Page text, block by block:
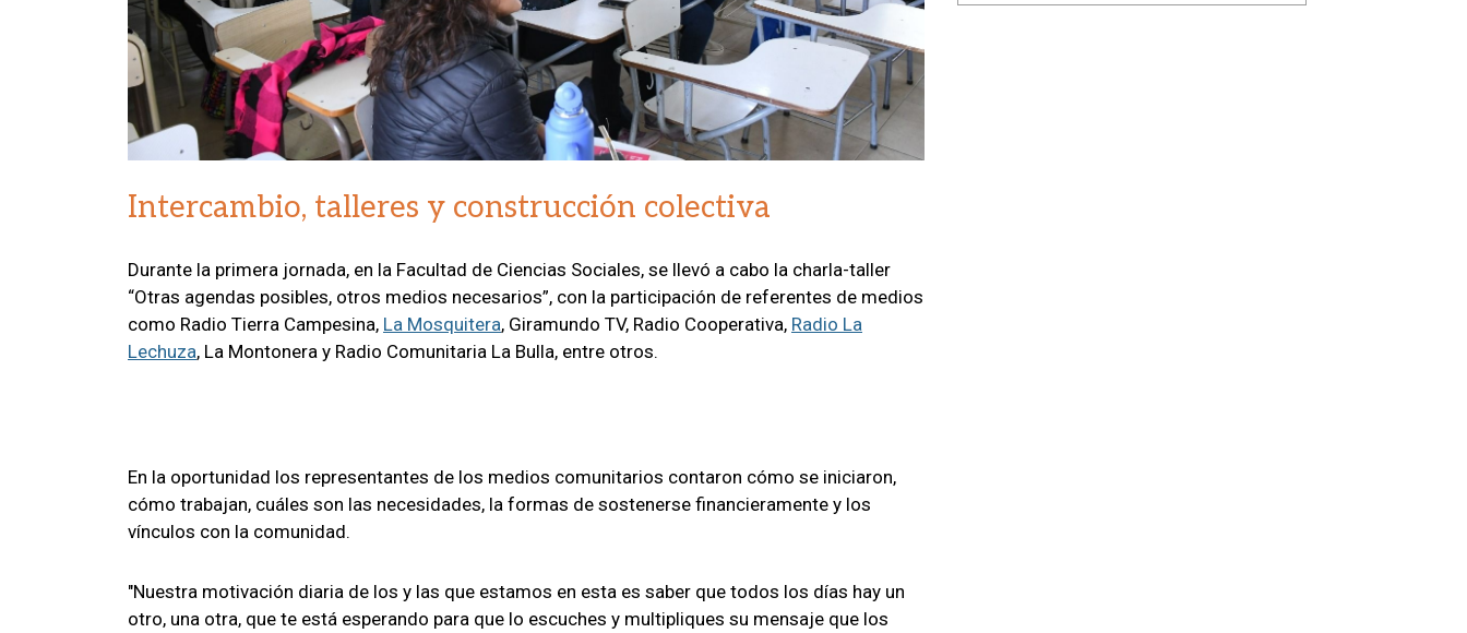
Intercambio, talleres y construcción colectiva
Durante la primera jornada, en la Facultad de Ciencias Sociales, se llevó a cabo la charla-taller
“Otras agendas posibles, otros medios necesarios”, con la participación de referentes de medios
como Radio Tierra Campesina, La Mosquitera, Giramundo TV, Radio Cooperativa, Radio La
Lechuza, La Montonera y Radio Comunitaria La Bulla, entre otros.
En la oportunidad los representantes de los medios comunitarios contaron cómo se iniciaron,
cómo trabajan, cuáles son las necesidades, la formas de sostenerse financieramente y los
vínculos con la comunidad.
"Nuestra motivación diaria de los y las que estamos en esta es saber que todos los días hay un
otro, una otra, que te está esperando para que lo escuches y multipliques su mensaje que los